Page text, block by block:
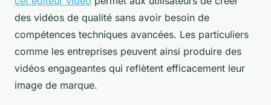
des vidéos de qualité sans avoir besoin de
compétences techniques avancées. Les particuliers
comme les entreprises peuvent ainsi produire des
vidéos engageantes qui reflètent efficacement leur
image de marque.